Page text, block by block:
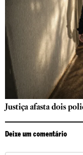
Justiça afasta dois
Deixe um comentário